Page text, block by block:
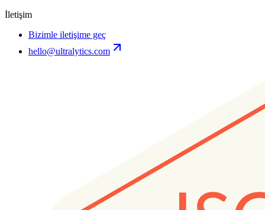
İletişim
Bizimle iletişime geç
hello@ultralytics.com